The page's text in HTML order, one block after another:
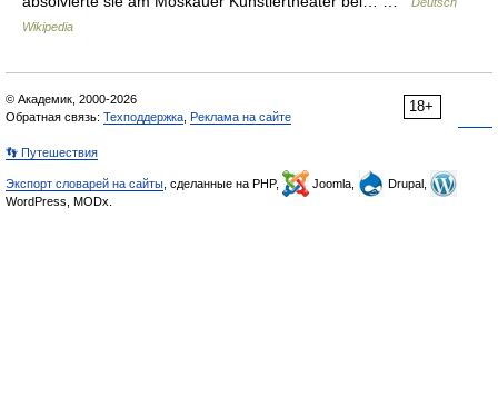
Wikipedia
18+
© Академик, 2000-2026
Обратная связь: Техподдержка Реклама на сайте
👣 Путешествия
Экспорт словарей на сайты , сделанные на PHP, Joomla,
Drupal,
WordPress, MODx.